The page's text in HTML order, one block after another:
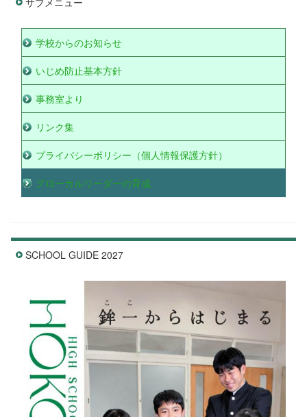
学校からのお知らせ
いじめ防止基本方針
事務室より
リンク集
プライバシーポリシー（個人情報保護方針）
グローカルリーダーの育成
SCHOOL GUIDE 2027